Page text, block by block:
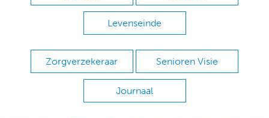
Levenseinde
Zorgverzekeraar Senioren Visie
Journaal